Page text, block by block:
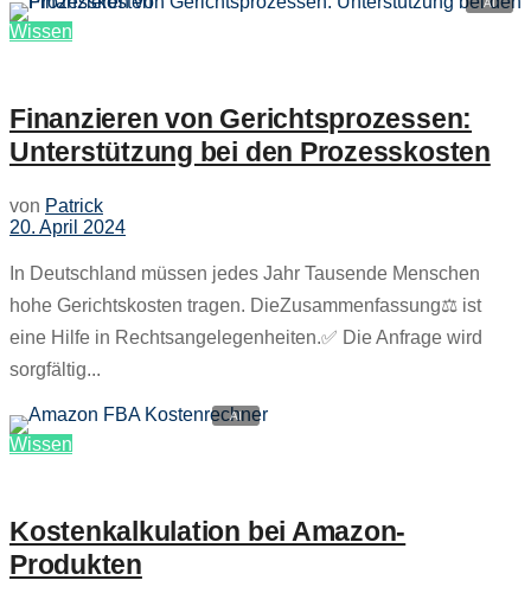
Wissen
Finanzieren von Gerichtsprozessen:
Unterstützung bei den Prozesskosten
von Patrick
20. April 2024
In Deutschland müssen jedes Jahr Tausende Menschen
hohe Gerichtskosten tragen. DieZusammenfassung⚖️ ist
eine Hilfe in Rechtsangelegenheiten.✅ Die Anfrage wird
sorgfältig...
Wissen
Kostenkalkulation bei Amazon-
Produkten